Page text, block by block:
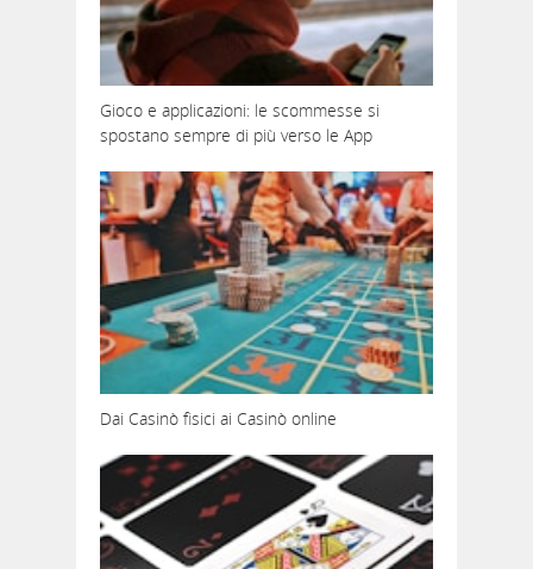
Gioco e applicazioni: le scommesse si
spostano sempre di più verso le App
Dai Casinò fisici ai Casinò online